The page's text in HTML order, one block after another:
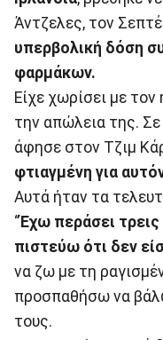
Άντζελες, τον
υπερβολική δόση
φαρμάκων.
Είχε χωρίσει με
την απώλεια της.
άφησε στον Τζιμ
φτιαγμένη για
Αυτά ήταν τα
“Έχω περάσει
πιστεύω ότι δεν
να ζω με τη
προσπαθήσω να
τους.